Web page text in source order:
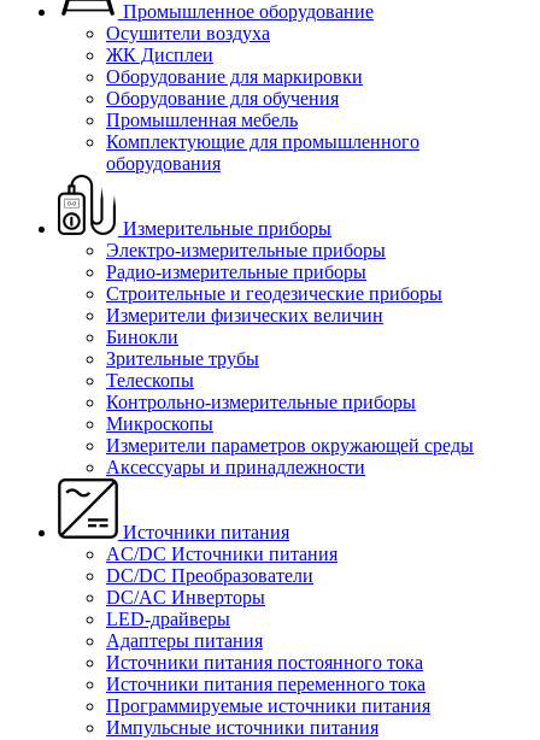
Промышленное оборудование
Осушители воздуха
ЖК Дисплеи
Оборудование для маркировки
Оборудование для обучения
Промышленная мебель
Комплектующие для промышленного
оборудования
Измерительные приборы
Электро-измерительные приборы
Радио-измерительные приборы
Строительные и геодезические приборы
Измерители физических величин
Бинокли
Зрительные трубы
Телескопы
Контрольно-измерительные приборы
Микроскопы
Измерители параметров окружающей среды
Аксессуары и принадлежности
Источники питания
AC/DC Источники питания
DC/DC Преобразователи
DC/AC Инверторы
LED-драйверы
Адаптеры питания
Источники питания постоянного тока
Источники питания переменного тока
Программируемые источники питания
Импульсные источники питания